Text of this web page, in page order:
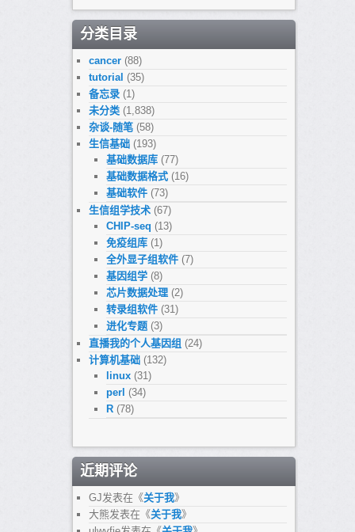
分类目录
cancer(88)
tutorial (35)
备忘录(1)
未分类(1,838)
杂谈-随笔(58)
生信基础(193)
基础数据库 (77)
基础数据格式 (16)
基础软件 (73)
生信组学技术(67)
CHIP-seq (13)
免疫组库 (1)
全外显子组软件 (7)
基因组学 (8)
芯片数据处理 (2)
转录组软件 (31)
进化专题 (3)
直播我的个人基因组 (24)
计算机基础(132)
linux (31)
perl (34)
R (78)
近期评论
GJ发表在《关于我》
大熊发表在《关于我》